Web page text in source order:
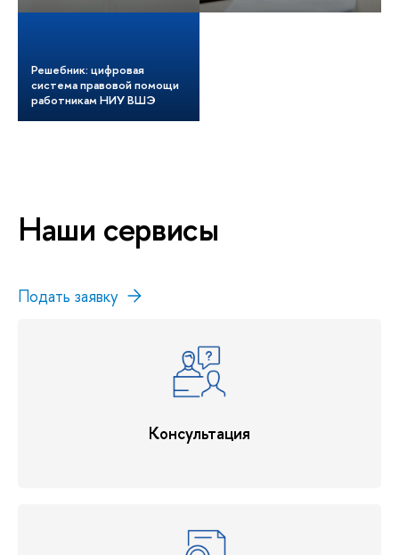
Решебник: цифровая
система правовой помощи
работникам НИУ ВШЭ
Наши сервисы
Подать заявку
Консультация